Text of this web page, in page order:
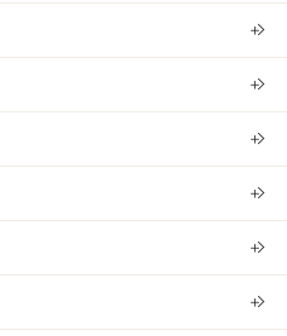
＋
＋
＋
＋
＋
＋